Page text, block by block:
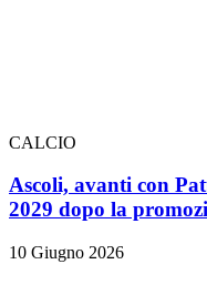
CALCIO
Ascoli, avanti con
2029 dopo la
10 Giugno 2026